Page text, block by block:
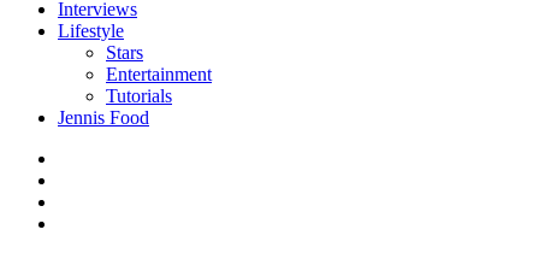
Interviews
Lifestyle
Stars
Entertainment
Tutorials
Jennis Food